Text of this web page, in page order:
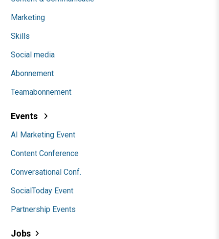
Marketing
Skills
Social media
Abonnement
Teamabonnement
Events
AI Marketing Event
Content Conference
Conversational Conf.
SocialToday Event
Partnership Events
Jobs